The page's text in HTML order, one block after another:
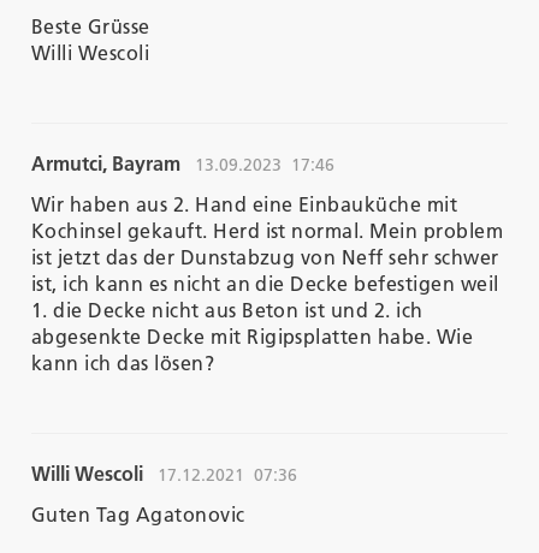
Beste Grüsse
Willi Wescoli
Armutci, Bayram 13.09.2023 17:46
Wir haben aus 2. Hand eine Einbauküche mit
Kochinsel gekauft. Herd ist normal. Mein problem
ist jetzt das der Dunstabzug von Neff sehr schwer
ist, ich kann es nicht an die Decke befestigen weil
1. die Decke nicht aus Beton ist und 2. ich
abgesenkte Decke mit Rigipsplatten habe. Wie
kann ich das lösen?
Willi Wescoli 17.12.2021 07:36
Guten Tag Agatonovic